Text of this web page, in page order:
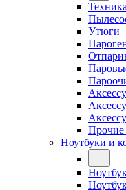
Утюги
Прочие
Ноутбуки и